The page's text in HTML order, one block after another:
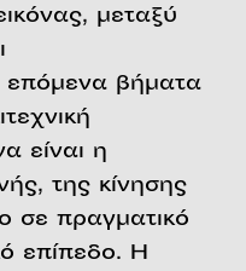
μεταξύ
βήματα
είναι η
της κίνησης
σε πραγματικό
επίπεδο. Η